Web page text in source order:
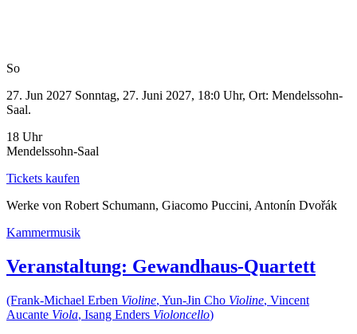
So
27. Jun 2027 Sonntag, 27. Juni 2027, 18:0 Uhr, Ort: Mendelssohn-
Saal.
18 Uhr
Mendelssohn-Saal
Tickets kaufen
Werke von Robert Schumann, Giacomo Puccini, Antonín Dvořák
Kammermusik
Veranstaltung: Gewandhaus-Quartett
(Frank-Michael Erben Violine, Yun-Jin Cho Violine, Vincent
Aucante Viola, Isang Enders Violoncello)